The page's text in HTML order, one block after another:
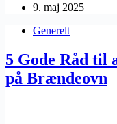
9. maj 2025
Generelt
5 Gode Råd til
på Brændeovn